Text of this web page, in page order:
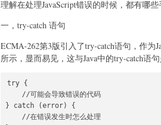
理解在处理JavaScript错误的时候，都有哪些
一，try-catch 语句
ECMA-262第3版引入了try-catch语句，作
所示，显而易见，这与Java中的try-catch语
try {
    //可能会导致错误的代码
} catch (error) {
    //在错误发生时怎么处理